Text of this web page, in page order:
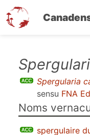
contenu Spergularia
sensu FNA
Noms
spergulaire